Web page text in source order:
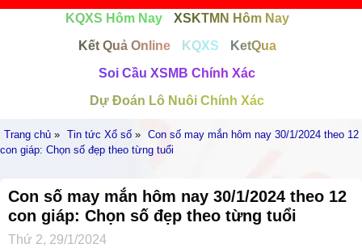
KQXS Hôm Nay
XSKTMN Hôm Nay
Kết Quả Online
KQXS
KetQua
Soi Cầu XSMB Chính Xác
Dự Đoán Lô Nuôi Chính Xác
Trang chủ » Tin tức Xổ số » Con số may mắn hôm nay 30/1/2024 theo 12
con giáp: Chọn số đẹp theo từng tuổi
Con số may mắn hôm nay 30/1/2024 theo 12
con giáp: Chọn số đẹp theo từng tuổi
Thứ 2, 29/1/2024